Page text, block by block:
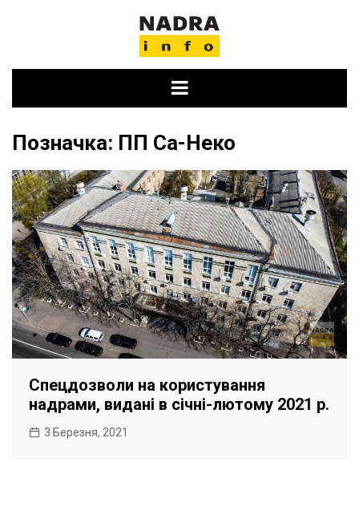
Позначка: ПП Са-Неко
Спецдозволи на користування
надрами, видані в січні-лютому 2021 р.
3 Березня, 2021